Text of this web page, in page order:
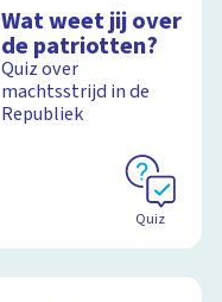
Wat weet jij over
de patriotten?
Quiz over
machtsstrijd in de
Republiek
Quiz